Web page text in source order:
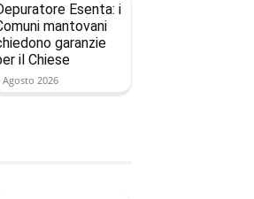
Esenta: i
mantovani
garanzie
il Chiese
Agosto 2026